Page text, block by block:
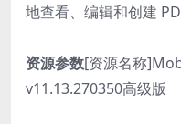
地查看、编辑和创建
资源参数[资源名称
v11.13.270350高级版